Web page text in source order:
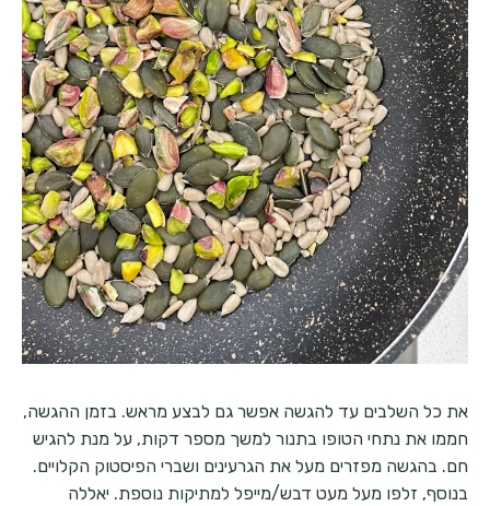
את כל השלבים עד להגשה אפשר גם לבצע מראש. בזמן ההגשה,
חממו את נתחי הטופו בתנור למשך מספר דקות, על מנת להגיש
חם. בהגשה מפזרים מעל את הגרעינים ושברי הפיסטוק הקלויים.
בנוסף, זלפו מעל מעט דבש/מייפל למתיקות נוספת. יאללה